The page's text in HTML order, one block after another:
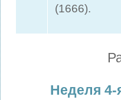
(1666).
Неделя 4-